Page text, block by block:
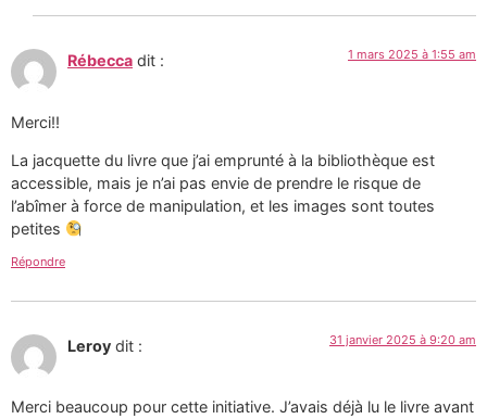
Rébecca dit : 1 mars 2025 à 1:55 am
Merci!!
La jacquette du livre que j’ai emprunté à la bibliothèque est
accessible, mais je n’ai pas envie de prendre le risque de
l’abîmer à force de manipulation, et les images sont toutes
petites
Répondre
Leroy dit : 31 janvier 2025 à 9:20 am
Merci beaucoup pour cette initiative. J’avais déjà lu le livre avant